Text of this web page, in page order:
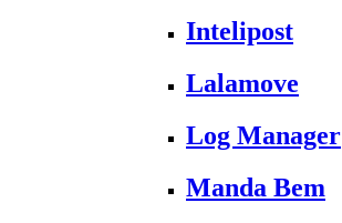
Intelipost
Lalamove
Log Manager
Manda Bem